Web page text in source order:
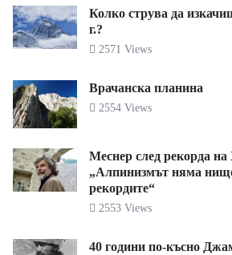
Колко струва да
г.?
2571 Views
Врачанска планина
2554 Views
Меснер след рекорда
„Алпинизмът няма
рекордите“
2553 Views
40 години по-късно